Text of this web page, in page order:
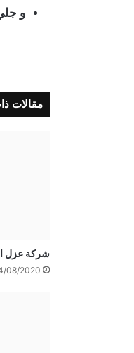
و
مقالات
شركة عزل
08/2020